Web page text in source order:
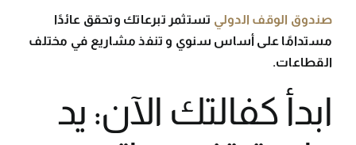
صندوق الوقف الدولي تستثمر تبرعاتك وتحقق عائدًا
مستدامًا على أساس سنوي و تنفذ مشاريع في مختلف
القطاعات.
ابدأ كفالتك الآن: يد